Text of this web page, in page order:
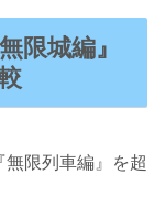
限城編』
限列車編』を超